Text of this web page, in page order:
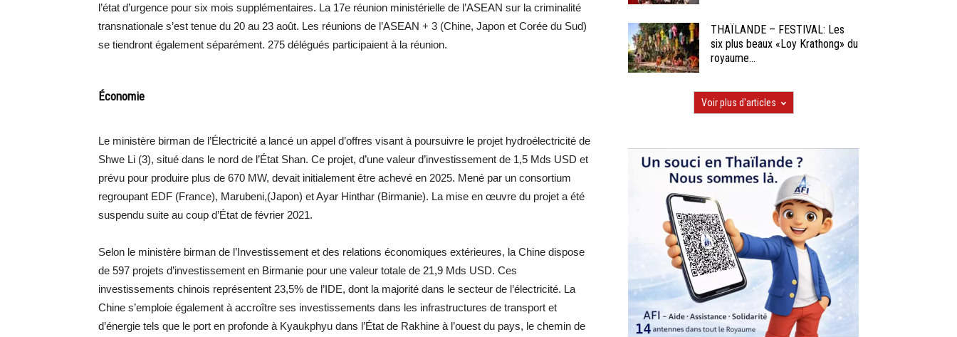
l’état d’urgence pour six mois supplémentaires. La 17e réunion ministérielle de l’ASEAN sur la criminalité
transnationale s’est tenue du 20 au 23 août. Les réunions de l’ASEAN + 3 (Chine, Japon et Corée du Sud)
se tiendront également séparément. 275 délégués participaient à la réunion.
Économie
Le ministère birman de l’Électricité a lancé un appel d’offres visant à poursuivre le projet hydroélectricité de
Shwe Li (3), situé dans le nord de l’État Shan. Ce projet, d’une valeur d’investissement de 1,5 Mds USD et
prévu pour produire plus de 670 MW, devait initialement être achevé en 2025. Mené par un consortium
regroupant EDF (France), Marubeni,(Japon) et Ayar Hinthar (Birmanie). La mise en œuvre du projet a été
suspendu suite au coup d’État de février 2021.
Selon le ministère birman de l’Investissement et des relations économiques extérieures, la Chine dispose
de 597 projets d’investissement en Birmanie pour une valeur totale de 21,9 Mds USD. Ces
investissements chinois représentent 23,5% de l’IDE, dont la majorité dans le secteur de l’électricité. La
Chine s’emploie également à accroître ses investissements dans les infrastructures de transport et
d’énergie tels que le port en profonde à Kyaukphyu dans l’État de Rakhine à l’ouest du pays, le chemin de
THAÏLANDE – FESTIVAL: Les
six plus beaux «Loy Krathong» du
royaume...
Voir plus d'articles